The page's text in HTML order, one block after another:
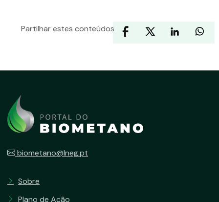
Partilhar estes conteúdos
biometano@lneg.pt
Sobre
Plano de Ação